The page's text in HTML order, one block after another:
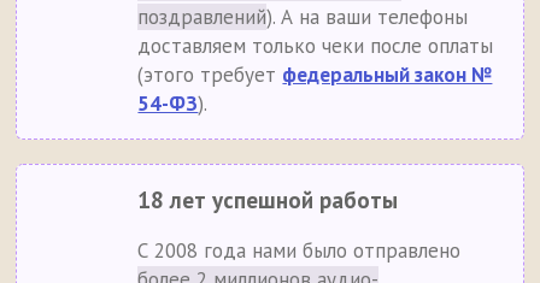
поздравлений). А на ваши телефоны
доставляем только чеки после оплаты
(этого требует федеральный закон №
54-ФЗ).
18 лет успешной работы
С 2008 года нами было отправлено